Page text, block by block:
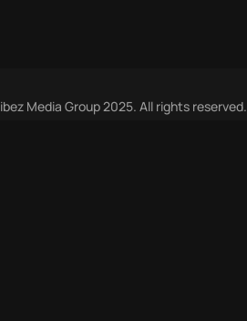
Media Group 2025. All rights reserved.